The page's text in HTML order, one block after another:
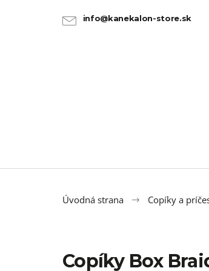
info@kanekalon-store.sk
Úvodná strana Copíky a
Copíky Box
SPÄŤ
SPÄŤ
100% JUMBO BRAID